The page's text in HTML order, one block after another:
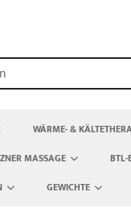
WÄRME- &
MASSAGE BTL-
GEWICHTE